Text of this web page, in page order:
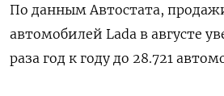
По данным Автостата,
автомобилей Lada в августе
раза год к году до 28.721